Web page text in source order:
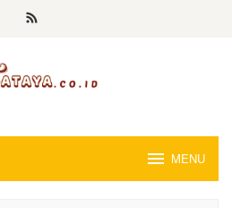
MENU